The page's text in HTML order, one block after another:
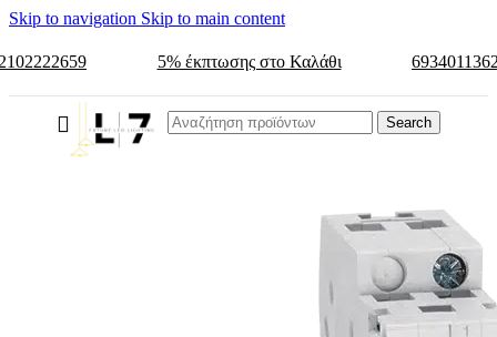
Skip to navigation Skip to main content
5% έκπτωσης στο Καλάθι
Search